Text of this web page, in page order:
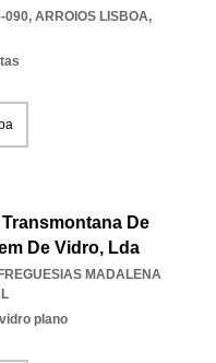
090, ARROIOS LISBOA,
De
De Vidro, Lda
MADALENA
plano